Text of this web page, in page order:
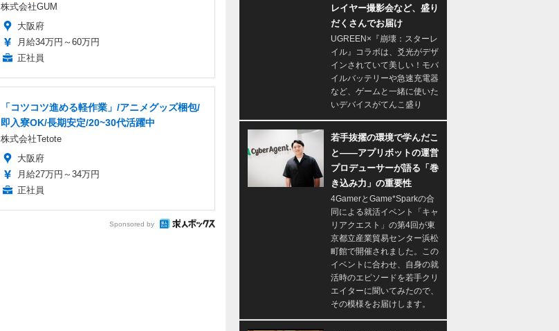
株式会社GUM
大阪府
月給34万円～60万円
正社員
「コツコツ進める軽作業」/アニメグッズ梱包/
即入寮OK/長期安定/20~30代活躍中
株式会社Tetote
大阪府
月給27万円～34万円
正社員
Sponsored by
レイヤー撮影会など、盛り
だくさんでお届け
UGREEN×『崩壊：スターレ
イル』コラボは、爻光がデザ
インされていて美しい！モバ
イルバッテリーや急速充電器
など、ゲームと一緒に使いた
いデバイスがてんこ盛り
若手抜擢の環境で学んだこ
と――アプリボットの運営
プロデューサーが語る「巻
き込み力」の重要性
4GamerとGame*Sparkの合
同による就活イベント「キャ
リアクエスト」の第4回が東
京都立産業貿易センター浜松
町館で開催されました。この
イベントに合わせ、自身の就
活時のエピソードを若手クリ
エイターに聞いてみたので、
その模様をお届けします。